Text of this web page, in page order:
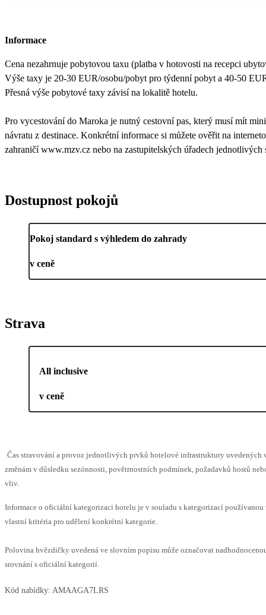
Informace
Cena nezahrnuje pobytovou taxu (platba v hotovosti na recepci
Výše taxy je 20-30 EUR/osobu/pobyt pro týdenní pobyt a 40-50
Přesná výše pobytové taxy závisí na lokalitě hotelu.
Pro vycestování do Maroka je nutný cestovní pas, který musí mít
návratu z destinace. Konkrétní informace si můžete ověřit na
zahraničí www.mzv.cz nebo na zastupitelských úřadech jednotlivých
Dostupnost pokojů
Pokoj standard s výhledem do zahrady
v ceně
Strava
All inclusive
v ceně
Čas stravování a provoz jednotlivých prvků hotelové infrastruktury uvedených
změnám v důsledku sezónnosti, povětrnostních podmínek, požadavků hostů
vliv.
Informace o oficiální kategorizaci hotelu je v souladu s kategorizací používanou
vlastní kritéria pro udělení konkrétní kategorie.
Polovina hvězdičky uvedená ve slovním popisu může označovat
srovnání s oficiální kategorií.
Kód nabídky: AMAAGA7LRS